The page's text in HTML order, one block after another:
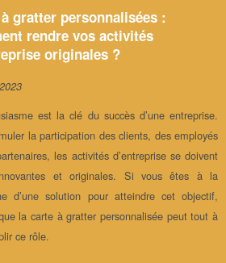
gratter personnalisées :
rendre vos activités
originales ?
est la clé du succès d’une entreprise.
la participation des clients, des employés
les activités d’entreprise se doivent
et originales. Si vous êtes à la
d’une solution pour atteindre cet objectif,
la carte à gratter personnalisée peut tout à
ce rôle.